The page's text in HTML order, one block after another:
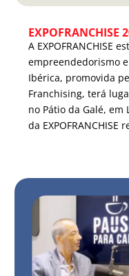
A EXPOFRANCHISE
empreendedorismo
Ibérica, promovida
Franchising, terá
no Pátio da Galé, em
da EXPOFRANCHISE